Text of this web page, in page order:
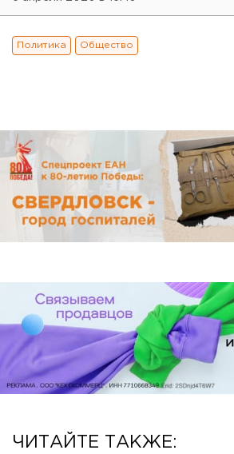
Политика Общество
ЧИТАЙТЕ ТАКЖЕ: